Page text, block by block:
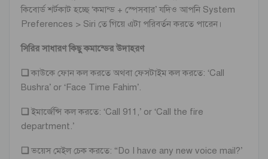
কিবোর্ড শর্টকাট হচ্ছে ‘কমান্ড + স্পেসবার’ যদিও আপনি System
Preferences > Siri তে গিয়ে এটা পরিবর্তন করতে পারেন।
সিরির সাধারণ কিছু কমান্ডের উদাহরণ
❏কাউকে ফোন কল করতে অথবা ফেসটাইম কল করতে: ‘Call
Bushra’ or ‘Face Time Fahim’.
❏ ইমার্জেন্সি কল করতে: ‘Call 911,’ or ‘Call the fire
department.’
❏ ভয়েস মেইল চেক করতে: “Do I have any new voice mail?’